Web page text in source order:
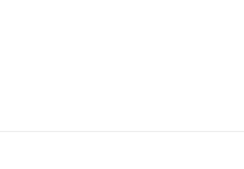
取・売却サービス、
件、そして実践的な
まれて薄利多売で利
ーやファミリーカー
カーが最新技術を採